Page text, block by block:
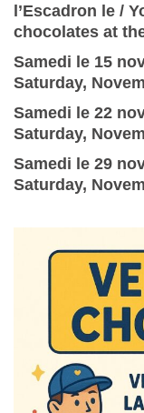
l’Escadron le /
chocolates at
Samedi le 15
Saturday,
Samedi le 22
Saturday,
Samedi le 29
Saturday,